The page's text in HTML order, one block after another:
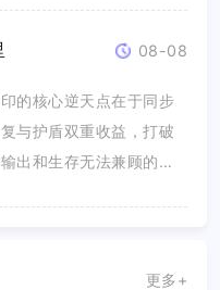
08-08
的核心逆天点在于同步
与护盾双重收益，打破
出和生存无法兼顾的固
更多+